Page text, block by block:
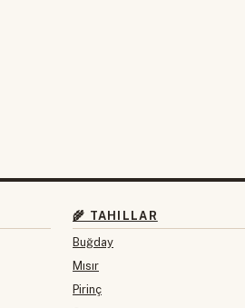
🌾 TAHILLAR
Buğday
Mısır
Pirinç